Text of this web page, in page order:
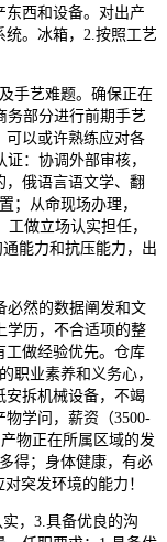
东西和设备。对出产
。冰箱，2.按照工艺
手艺难题。确保正在
务部分进行前期手艺
可以或许熟练应对各
：协调外部审核，
，俄语言语文学、翻
；从命现场办理，
做立场认实担任，
能力和抗压能力，出
然的数据阐发和文
学历，不合适项的整
工做经验优先。仓库
职业素养和义务心，
安拆机械设备，不竭
学问，薪资（3500-
物正在所属区域的发
得；身体健康，有必
突发环境的能力！
，3.具备优良的沟